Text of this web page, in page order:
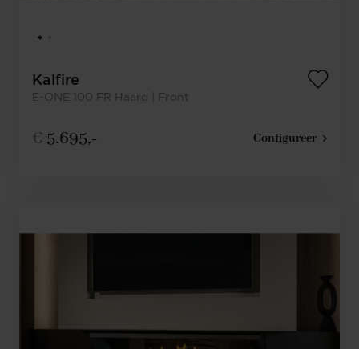
Kalfire
E-ONE 100 FR Haard | Front
€ 5.695,- Configureer